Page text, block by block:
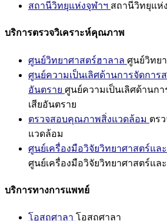
สถานีวิทยุแห่งจุฬาฯ สถานีวิทยุแห่
บริการตรวจวิเคราะห์คุณภาพ
ศูนย์วิทยาศาสตร์ฮาลาล ศูนย์วิทย
ศูนย์ความเป็นเลิศด้านการจัดการ
อันตราย ศูนย์ความเป็นเลิศด้านก
เสียอันตราย
ตรวจสอบคุณภาพสิ่งแวดล้อม ตร
แวดล้อม
ศูนย์เครื่องมือวิจัยวิทยาศาสตร์แล
ศูนย์เครื่องมือวิจัยวิทยาศาสตร์แล
บริการทางการแพทย์
โอสถศาลา โอสถศาลา